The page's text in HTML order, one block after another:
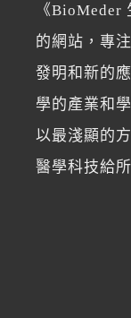
《BioMeder
的網站，專
發明和新的
學的產業和
以最淺顯的
醫學科技給